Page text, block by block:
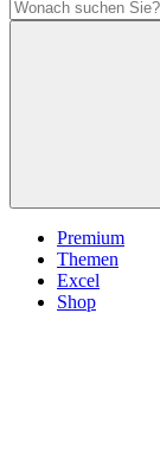
Premium
Themen
Excel
Shop